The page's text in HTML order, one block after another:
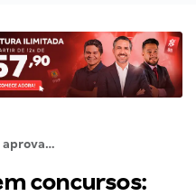
Tripla aprovação em concursos: conheça Izabela B.!
concursos: